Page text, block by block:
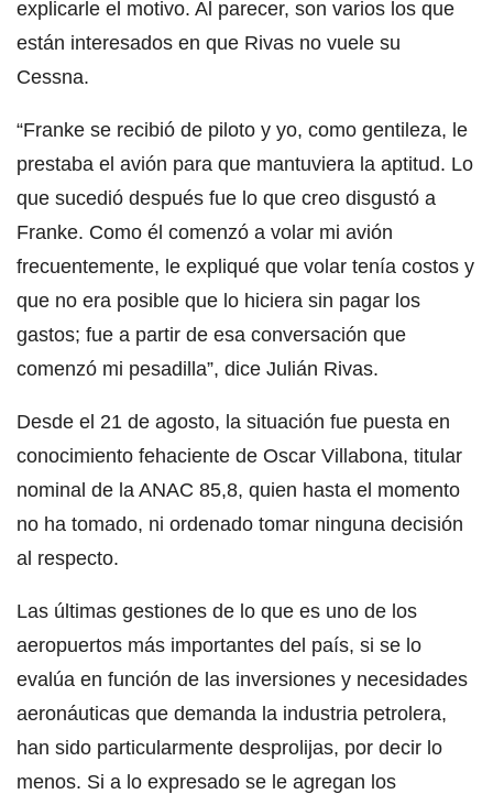
explicarle el motivo. Al parecer, son varios los que
están interesados en que Rivas no vuele su
Cessna.
“Franke se recibió de piloto y yo, como gentileza, le
prestaba el avión para que mantuviera la aptitud. Lo
que sucedió después fue lo que creo disgustó a
Franke. Como él comenzó a volar mi avión
frecuentemente, le expliqué que volar tenía costos y
que no era posible que lo hiciera sin pagar los
gastos; fue a partir de esa conversación que
comenzó mi pesadilla”, dice Julián Rivas.
Desde el 21 de agosto, la situación fue puesta en
conocimiento fehaciente de Oscar Villabona, titular
nominal de la ANAC 85,8, quien hasta el momento
no ha tomado, ni ordenado tomar ninguna decisión
al respecto.
Las últimas gestiones de lo que es uno de los
aeropuertos más importantes del país, si se lo
evalúa en función de las inversiones y necesidades
aeronáuticas que demanda la industria petrolera,
han sido particularmente desprolijas, por decir lo
menos. Si a lo expresado se le agregan los